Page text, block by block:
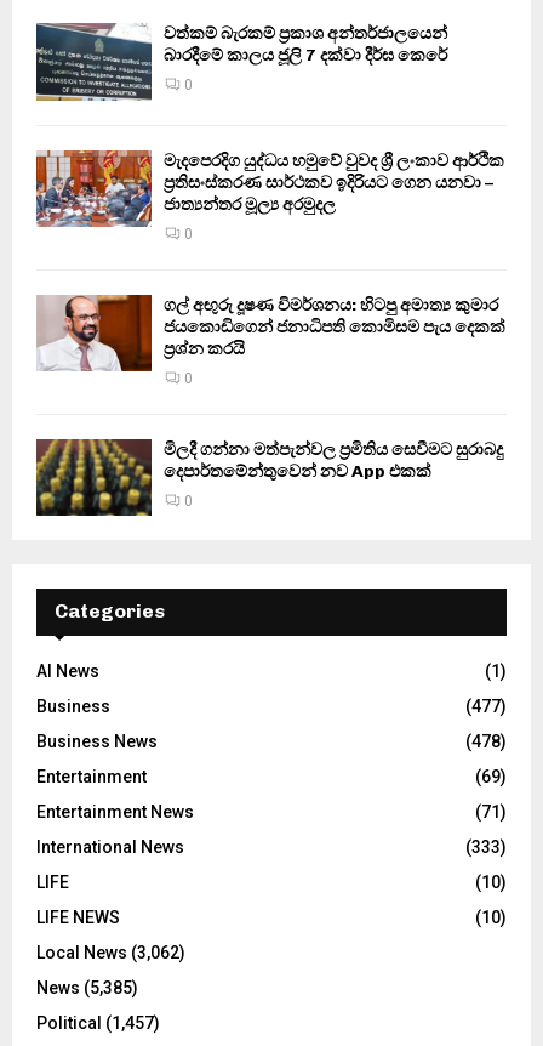
වත්කම් බැරකම් ප්‍රකාශ අන්තර්ජාලයෙන්
බාරදීමේ කාලය ජූලි 7 දක්වා දීර්ඝ කෙරේ
0
මැදපෙරදිග යුද්ධය හමුවේ වුවද ශ්‍රී ලංකාව ආර්ථික
ප්‍රතිසංස්කරණ සාර්ථකව ඉදිරියට ගෙන යනවා –
ජාත්‍යන්තර මූල්‍ය අරමුදල
0
ගල් අඟුරු දූෂණ විමර්ශනය: හිටපු අමාත්‍ය කුමාර
ජයකොඩිගෙන් ජනාධිපති කොමිසම පැය දෙකක්
ප්‍රශ්න කරයි
0
මිලදී ගන්නා මත්පැන්වල ප්‍රමිතිය සෙවීමට සුරාබදු
දෙපාර්තමේන්තුවෙන් නව App එකක්
0
Categories
AI News
(1)
Business
(477)
Business News
(478)
Entertainment
(69)
Entertainment News
(71)
International News
(333)
LIFE
(10)
LIFE NEWS
(10)
Local News (3,062)
News (5,385)
Political (1,457)